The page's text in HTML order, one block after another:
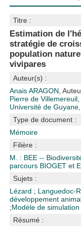
Titre :
Estimation de
stratégie de
population
vivipares
Auteur(s) :
Anais ARAGON ,
Pierre de Villemereuil
Université de Guyane
Type de document :
Mémoire
Filière :
M. : BEE --
parcours BIOGET et
Sujets :
Lézard ; Languedoc-
développement
;Modèle de simulation
Résumé :